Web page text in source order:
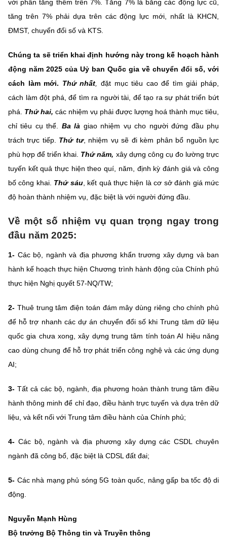
với phần tăng thêm trên 7%. Tăng 7% là bằng các động lực cũ,
tăng trên 7% phải dựa trên các động lực mới, nhất là KHCN,
ĐMST, chuyển đổi số và KTS.
Chúng ta sẽ triển khai định hướng này trong kế hoạch hành
động năm 2025 của Uỷ ban Quốc gia về chuyển đổi số, với
cách làm mới. Thứ nhất, đặt mục tiêu cao để tìm giải pháp,
cách làm đột phá, để tìm ra người tài, để tạo ra sự phát triển bứt
phá. Thứ hai, các nhiệm vụ phải được lượng hoá thành mục tiêu,
chỉ tiêu cụ thể. Ba là giao nhiệm vụ cho người đứng đầu phụ
trách trực tiếp. Thứ tư, nhiệm vụ sẽ đi kèm phân bổ nguồn lực
phù hợp để triển khai. Thứ năm, xây dựng công cụ đo lường trực
tuyến kết quả thực hiện theo quí, năm, định kỳ đánh giá và công
bố công khai. Thứ sáu, kết quả thực hiện là cơ sở đánh giá mức
độ hoàn thành nhiệm vụ, đặc biệt là với người đứng đầu.
Về một số nhiệm vụ quan trọng ngay trong
đầu năm 2025:
1- Các bộ, ngành và địa phương khẩn trương xây dựng và ban
hành kế hoạch thực hiện Chương trình hành động của Chính phủ
thực hiện Nghị quyết 57-NQ/TW;
2- Thuê trung tâm điện toán đám mây dùng riêng cho chính phủ
để hỗ trợ nhanh các dự án chuyển đổi số khi Trung tâm dữ liệu
quốc gia chưa xong, xây dựng trung tâm tính toán AI hiệu năng
cao dùng chung để hỗ trợ phát triển công nghệ và các ứng dụng
AI;
3- Tất cả các bộ, ngành, địa phương hoàn thành trung tâm điều
hành thông minh để chỉ đạo, điều hành trực tuyến và dựa trên dữ
liệu, và kết nối với Trung tâm điều hành của Chính phủ;
4- Các bộ, ngành và địa phương xây dựng các CSDL chuyên
ngành đã công bố, đặc biệt là CDSL đất đai;
5- Các nhà mạng phủ sóng 5G toàn quốc, nâng gấp ba tốc độ di
động.
Nguyễn Mạnh Hùng
Bộ trưởng Bộ Thông tin và Truyền thông